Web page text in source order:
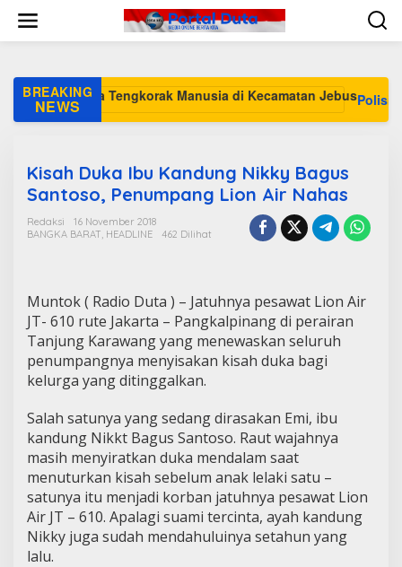
w
BREAKING
NEWS Polisi Selidiki
Kisah Duka Ibu Kandung Nikky Bagus
Santoso, Penumpang Lion Air Nahas
Redaksi
16 November 2018
BANGKA BARAT, HEADLINE 462 Dilihat
Muntok ( Radio Duta ) – Jatuhnya pesawat Lion Air
JT- 610 rute Jakarta – Pangkalpinang di perairan
Tanjung Karawang yang menewaskan seluruh
penumpangnya menyisakan kisah duka bagi
kelurga yang ditinggalkan.
Salah satunya yang sedang dirasakan Emi, ibu
kandung Nikkt Bagus Santoso. Raut wajahnya
masih menyiratkan duka mendalam saat
menuturkan kisah sebelum anak lelaki satu –
satunya itu menjadi korban jatuhnya pesawat Lion
Air JT – 610. Apalagi suami tercinta, ayah kandung
Nikky juga sudah mendahuluinya setahun yang
lalu.